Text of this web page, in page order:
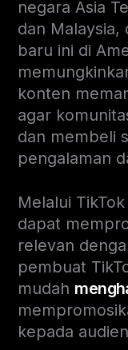
negara Asia
dan Malaysia,
baru ini di
konten
agar
dan membeli
pengalaman
Melalui
dapat
relevan
pembuat
mudah
kepada